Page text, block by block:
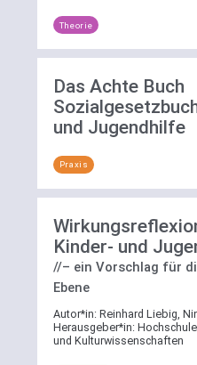
Theorie
Das Achte Buch
und Jugendhilfe
Praxis
Kinder- und
//– ein Vorschlag für
Ebene
Autor*in: Reinhard Liebig,
Herausgeber*in:
und Kulturwissenschaften